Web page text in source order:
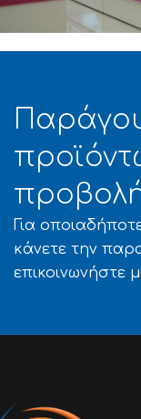
Για
κάνετε την
επικοινωνήστε